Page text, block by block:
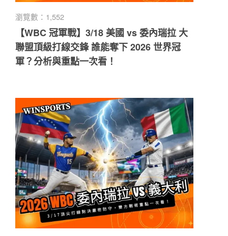
瀏覽數：1,552
【WBC 冠軍戰】3/18 美國 vs 委內瑞拉 大
聯盟頂級打線交鋒 誰能奪下 2026 世界冠
軍？分析與重點一次看！